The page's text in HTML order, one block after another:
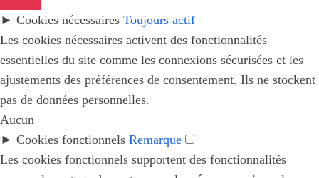
► Cookies nécessaires Toujours actif
Les cookies nécessaires activent des fonctionnalités
essentielles du site comme les connexions sécurisées et les
ajustements des préférences de consentement. Ils ne stockent
pas de données personnelles.
Aucun
► Cookies fonctionnels Remarque
Les cookies fonctionnels supportent des fonctionnalités